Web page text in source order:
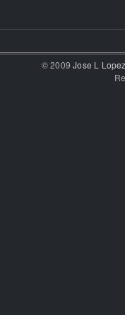
© 2009Jose L